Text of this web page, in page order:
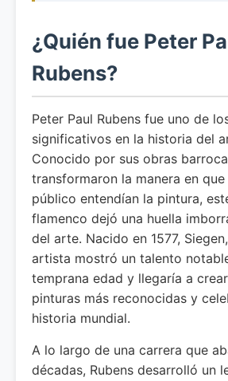
¿Quién fue Peter
Rubens?
Peter Paul Rubens fue uno de
significativos en la historia del
Conocido por sus obras
transformaron la manera en
público entendían la pintura,
flamenco dejó una huella
del arte. Nacido en 1577,
artista mostró un talento
temprana edad y llegaría a
pinturas más reconocidas y
historia mundial.
A lo largo de una carrera que
décadas, Rubens desarrolló un